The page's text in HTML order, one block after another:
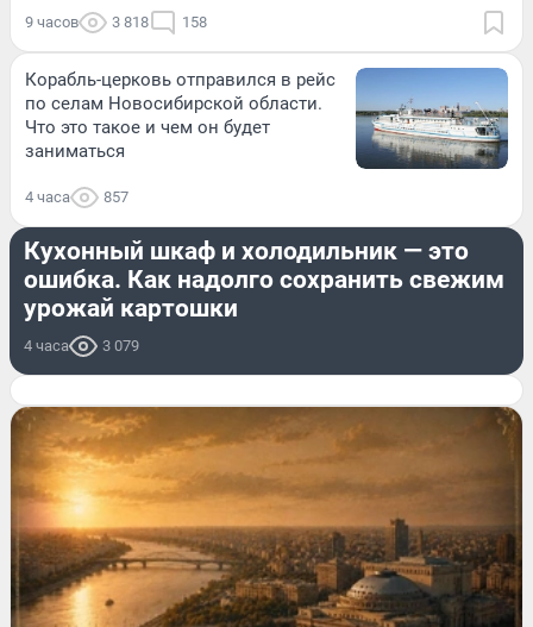
9 часов 3 818 158
Корабль-церковь отправился в рейс
по селам Новосибирской области.
Что это такое и чем он будет
заниматься
4 часа 857
ЗДОРОВЬЕ
Кухонный шкаф и холодильник — это
ошибка. Как надолго сохранить свежим
урожай картошки
4 часа 3 079